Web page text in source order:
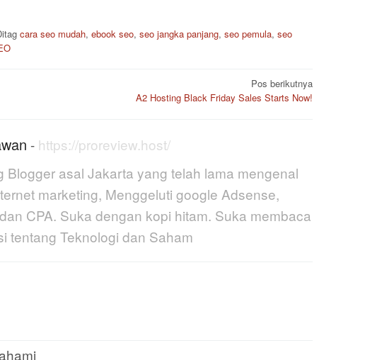
cara seo mudah, ebook seo, seo jangka panjang, seo pemula, seo
Pos berikutnya
A2 Hosting Black Friday Sales Starts Now!
- https://proreview.host/
Blogger asal Jakarta yang telah lama mengenal
marketing, Menggeluti google Adsense,
CPA. Suka dengan kopi hitam. Suka membaca
tentang Teknologi dan Saham